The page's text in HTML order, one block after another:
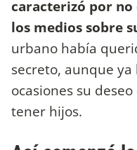
caracterizó por
los medios sobre
urbano había
secreto, aunque
ocasiones su
tener hijos.